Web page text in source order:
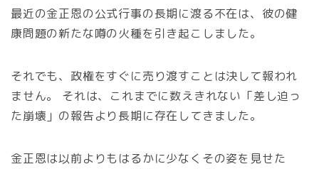
最近の金正恩の公式行事の長期に渡る不在は、彼の健
康問題の新たな噂の火種を引き起こしました。
それでも、政権をすぐに売り渡すことは決して報われ
ません。 それは、これまでに数えきれない「差し迫っ
た崩壊」の報告より長期に存在してきました。
金正恩は以前よりもはるかに少なくその姿を見せた